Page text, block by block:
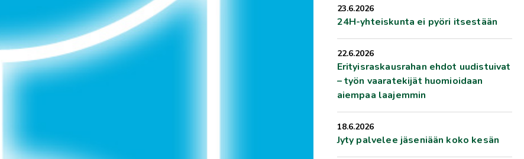
23.6.2026
24H-yhteiskunta ei pyöri itsestään
22.6.2026
Erityisraskausrahan ehdot uudistuivat
– työn vaaratekijät huomioidaan
aiempaa laajemmin
18.6.2026
Jyty palvelee jäseniään koko kesän